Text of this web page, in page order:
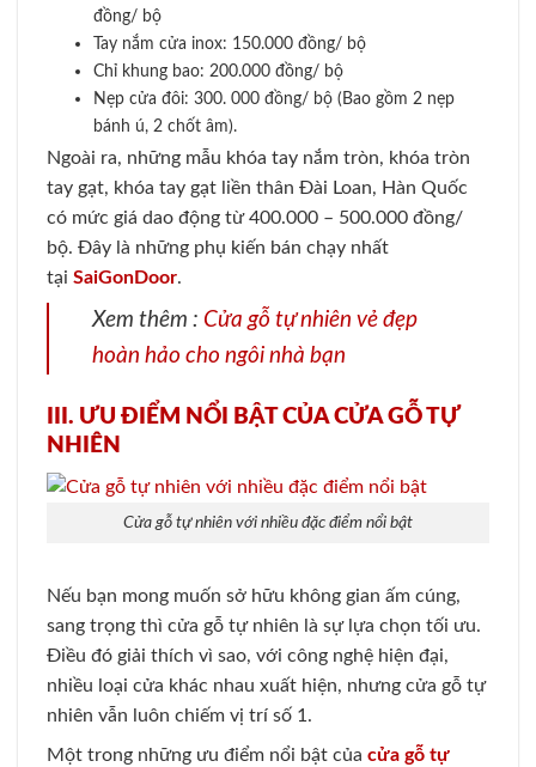
đồng/ bộ
Tay nắm cửa inox: 150.000 đồng/ bộ
Chỉ khung bao: 200.000 đồng/ bộ
Nẹp cửa đôi: 300. 000 đồng/ bộ (Bao gồm 2 nẹp
bánh ú, 2 chốt âm).
Ngoài ra, những mẫu khóa tay nắm tròn, khóa tròn
tay gạt, khóa tay gạt liền thân Đài Loan, Hàn Quốc
có mức giá dao động từ 400.000 – 500.000 đồng/
bộ. Đây là những phụ kiến bán chạy nhất
tại SaiGonDoor.
Xem thêm : Cửa gỗ tự nhiên vẻ đẹp
hoàn hảo cho ngôi nhà bạn
III. ƯU ĐIỂM NỔI BẬT CỦA CỬA GỖ TỰ
NHIÊN
Cửa gỗ tự nhiên với nhiều đặc điểm nổi bật
Nếu bạn mong muốn sở hữu không gian ấm cúng,
sang trọng thì cửa gỗ tự nhiên là sự lựa chọn tối ưu.
Điều đó giải thích vì sao, với công nghệ hiện đại,
nhiều loại cửa khác nhau xuất hiện, nhưng cửa gỗ tự
nhiên vẫn luôn chiếm vị trí số 1.
Một trong những ưu điểm nổi bật của cửa gỗ tự